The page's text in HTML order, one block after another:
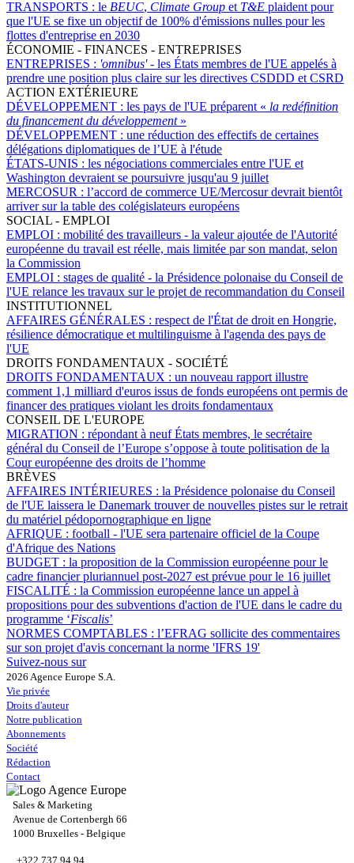
TRANSPORTS : le BEUC, Climate Group et T&E plaident pour
que l'UE se fixe un objectif de 100% d'émissions nulles pour les
flottes d'entreprise en 2030
ÉCONOMIE - FINANCES - ENTREPRISES
ENTREPRISES : 'omnibus'- les États membres de l'UE appelés à
prendre une position plus claire sur les directives CSDDD et CSRD
ACTION EXTÉRIEURE
DÉVELOPPEMENT : les pays de l'UE préparent « la redéfinition
du financement du développement»
DÉVELOPPEMENT : une réduction des effectifs de certaines
délégations diplomatiques de l’UE à l'étude
ÉTATS-UNIS : les négociations commerciales entre l'UE et
Washington devraient se poursuivre jusqu'au 9 juillet
MERCOSUR : l’accord de commerce UE/Mercosur devrait bientôt
arriver sur la table des colégislateurs européens
SOCIAL - EMPLOI
EMPLOI : mobilité des travailleurs - la valeur ajoutée de l'Autorité
européenne du travail est réelle, mais limitée par son mandat, selon
la Commission
EMPLOI : stages de qualité - la Présidence polonaise du Conseil de
l'UE relance les travaux sur le projet de recommandation du Conseil
INSTITUTIONNEL
AFFAIRES GÉNÉRALES : respect de l'État de droit en Hongrie,
résilience démocratique et multilinguisme à l'agenda des pays de
l'UE
DROITS FONDAMENTAUX - SOCIÉTÉ
DROITS FONDAMENTAUX : un nouveau rapport illustre
comment 1,1 milliard d'euros issus de fonds européens ont permis de
financer des pratiques violant les droits fondamentaux
CONSEIL DE L'EUROPE
MIGRATION : répondant à neuf États membres, le secrétaire
général du Conseil de l’Europe s’oppose à toute politisation de la
Cour européenne des droits de l’homme
BRÈVES
AFFAIRES INTÉRIEURES : la Présidence polonaise du Conseil
de l'UE laissera le Danemark trouver de nouvelles pistes sur le retrait
du matériel pédopornographique en ligne
AFRIQUE : football - l'UE sera partenaire officiel de la Coupe
d'Afrique des Nations
BUDGET : la proposition de la Commission européenne pour le
cadre financier pluriannuel post-2027 est prévue pour le 16 juillet
FISCALITÉ : la Commission européenne lance un appel à
propositions pour des subventions d'action de l'UE dans le cadre du
programme ‘Fiscalis’
NORMES COMPTABLES : l’EFRAG sollicite des commentaires
sur son projet d'avis concernant la norme 'IFRS 19'
Suivez-nous sur
2026 Agence Europe S.A.
Vie privée
Droits d'auteur
Notre publication
Abonnements
Société
Rédaction
Contact
Sales & Marketing
Avenue de Cortenbergh 66
1000 Bruxelles - Belgique
+322 737 94 94